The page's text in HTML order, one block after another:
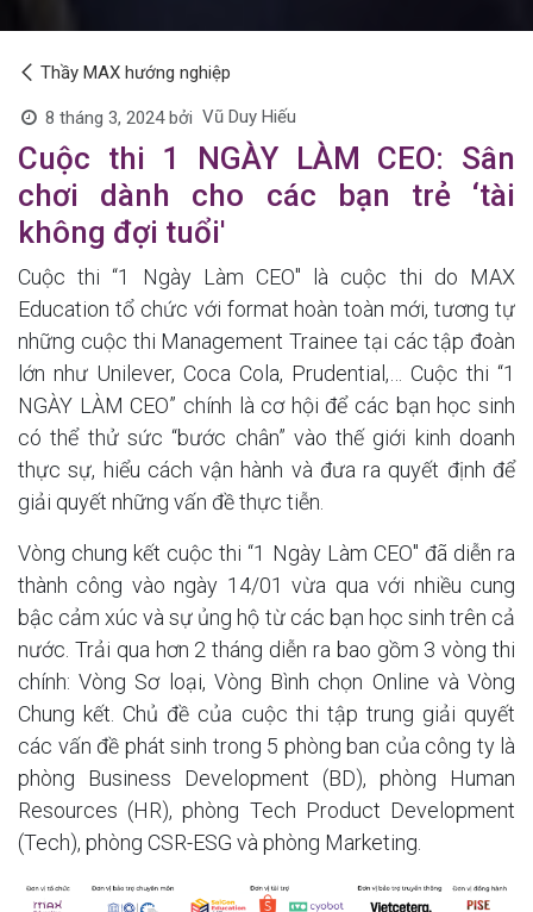
Thầy MAX hướng nghiệp
8 tháng 3, 2024 bởi Vũ Duy Hiếu
Cuộc thi 1 NGÀY LÀM CEO: Sân
chơi dành cho các bạn trẻ ‘tài
không đợi tuổi'
Cuộc thi “1 Ngày Làm CEO" là cuộc thi do MAX
Education tổ chức với format hoàn toàn mới, tương tự
những cuộc thi Management Trainee tại các tập đoàn
lớn như Unilever, Coca Cola, Prudential,… Cuộc thi “1
NGÀY LÀM CEO” chính là cơ hội để các bạn học sinh
có thể thử sức “bước chân” vào thế giới kinh doanh
thực sự, hiểu cách vận hành và đưa ra quyết định để
giải quyết những vấn đề thực tiễn.
Vòng chung kết cuộc thi “1 Ngày Làm CEO" đã diễn ra
thành công vào ngày 14/01 vừa qua với nhiều cung
bậc cảm xúc và sự ủng hộ từ các bạn học sinh trên cả
nước. Trải qua hơn 2 tháng diễn ra bao gồm 3 vòng thi
chính: Vòng Sơ loại, Vòng Bình chọn Online và Vòng
Chung kết. Chủ đề của cuộc thi tập trung giải quyết
các vấn đề phát sinh trong 5 phòng ban của công ty là
phòng Business Development (BD), phòng Human
Resources (HR), phòng Tech Product Development
(Tech), phòng CSR-ESG và phòng Marketing.